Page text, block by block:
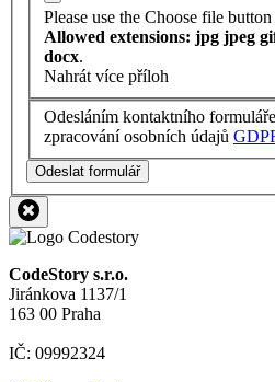
Please use the Choose file
Allowed extensions: jpg jpeg
docx.
Nahrát více příloh
Odesláním kontaktního
zpracování osobních údajů
Odeslat formulář
CodeStory s.r.o.
Jiránkova 1137/1
163 00 Praha
IČ: 09992324